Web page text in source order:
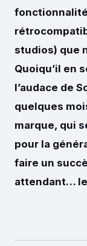
studios) que
Quoiqu’il en
l’audace de
quelques
marque, qui
pour la
faire un
attendant…